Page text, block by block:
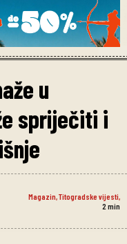
u
spriječiti i
Magazin Titogradske vijesti
2 min